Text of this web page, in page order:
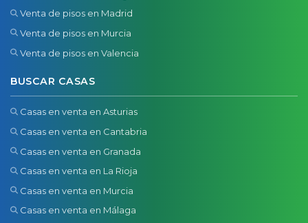
Venta de pisos en Madrid
Venta de pisos en Murcia
Venta de pisos en Valencia
BUSCAR CASAS
Casas en venta en Asturias
Casas en venta en Cantabria
Casas en venta en Granada
Casas en venta en La Rioja
Casas en venta en Murcia
Casas en venta en Málaga